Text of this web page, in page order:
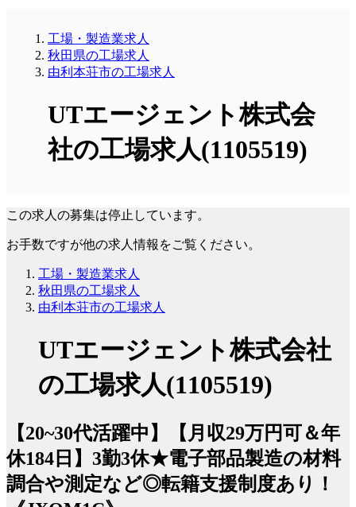
工場・製造業求人
秋田県の工場求人
由利本荘市の工場求人
UTエージェント株式会
社の工場求人(1105519)
この求人の募集は停止しています。
お手数ですが他の求人情報をご覧ください。
工場・製造業求人
秋田県の工場求人
由利本荘市の工場求人
UTエージェント株式会社
の工場求人(1105519)
【20~30代活躍中】【月収29万円可＆年
休184日】3勤3休★電子部品製造の材料
調合や測定など◎転籍支援制度あり！